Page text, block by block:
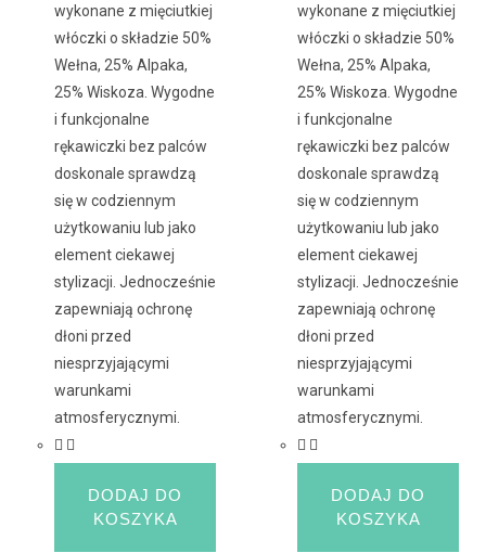
wykonane z mięciutkiej
włóczki o składzie 50%
Wełna, 25% Alpaka,
25% Wiskoza. Wygodne
i funkcjonalne
rękawiczki bez palców
doskonale sprawdzą
się w codziennym
użytkowaniu lub jako
element ciekawej
stylizacji. Jednocześnie
zapewniają ochronę
dłoni przed
niesprzyjającymi
warunkami
atmosferycznymi.
DODAJ DO
KOSZYKA
wykonane z mięciutkiej
włóczki o składzie 50%
Wełna, 25% Alpaka,
25% Wiskoza. Wygodne
i funkcjonalne
rękawiczki bez palców
doskonale sprawdzą
się w codziennym
użytkowaniu lub jako
element ciekawej
stylizacji. Jednocześnie
zapewniają ochronę
dłoni przed
niesprzyjającymi
warunkami
atmosferycznymi.
DODAJ DO
KOSZYKA